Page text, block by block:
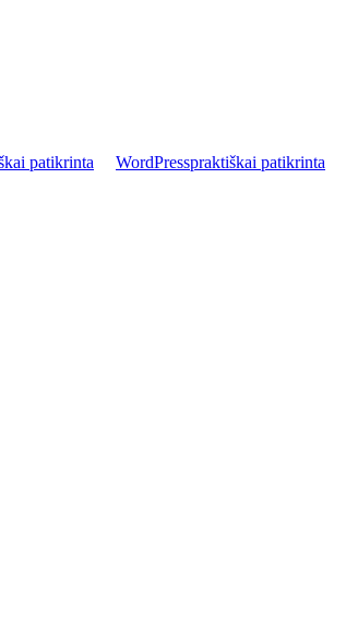
patikrinta WordPresspraktiškai patikrinta